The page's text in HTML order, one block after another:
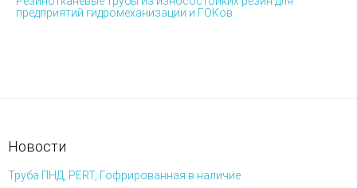
предприятий гидромеханизации и ГОКов
Новости
Труба ПНД, PERT, Гофрированная в наличие